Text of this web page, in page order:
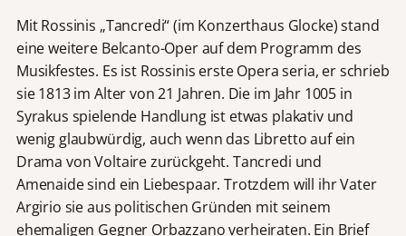
Mit Rossinis „Tancredi“ (im Konzerthaus Glocke) stand
eine weitere Belcanto-Oper auf dem Programm des
Musikfestes. Es ist Rossinis erste Opera seria, er schrieb
sie 1813 im Alter von 21 Jahren. Die im Jahr 1005 in
Syrakus spielende Handlung ist etwas plakativ und
wenig glaubwürdig, auch wenn das Libretto auf ein
Drama von Voltaire zurückgeht. Tancredi und
Amenaide sind ein Liebespaar. Trotzdem will ihr Vater
Argirio sie aus politischen Gründen mit seinem
ehemaligen Gegner Orbazzano verheiraten. Ein Brief